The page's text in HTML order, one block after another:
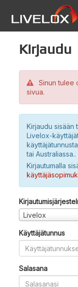
Kirjaudu
Sinun tulee
sivua.
Kirjaudu sisään
Livelox-
tai Australiassa..
Kirjautumalla
Livelox
Käyttäjätunnus
Salasana